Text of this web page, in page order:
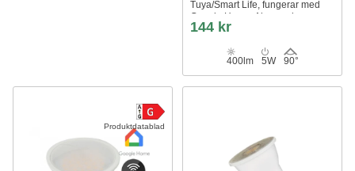
Tuya/Smart Life, fungerar med
Google Home, Alexa och
smartphones, GU10 Spot
144 kr
400lm 5W 90°
Produktdatablad